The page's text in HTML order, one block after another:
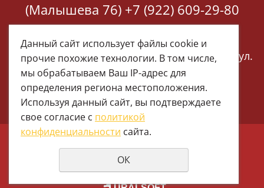
(Малышева 76) +7 (922) 609-29-80
(MAX)
Екатеринбург, ул. Мира 2
Екатеринбург, ул.
Малышева 76
© 1997 - 2026 Меломания
Политика конфиденциальности
Данный сайт использует файлы cookie и
прочие похожие технологии. В том числе,
мы обрабатываем Ваш IP-адрес для
определения региона местоположения.
Используя данный сайт, вы подтверждаете
свое согласие с политикой
конфиденциальности сайта.
ОК